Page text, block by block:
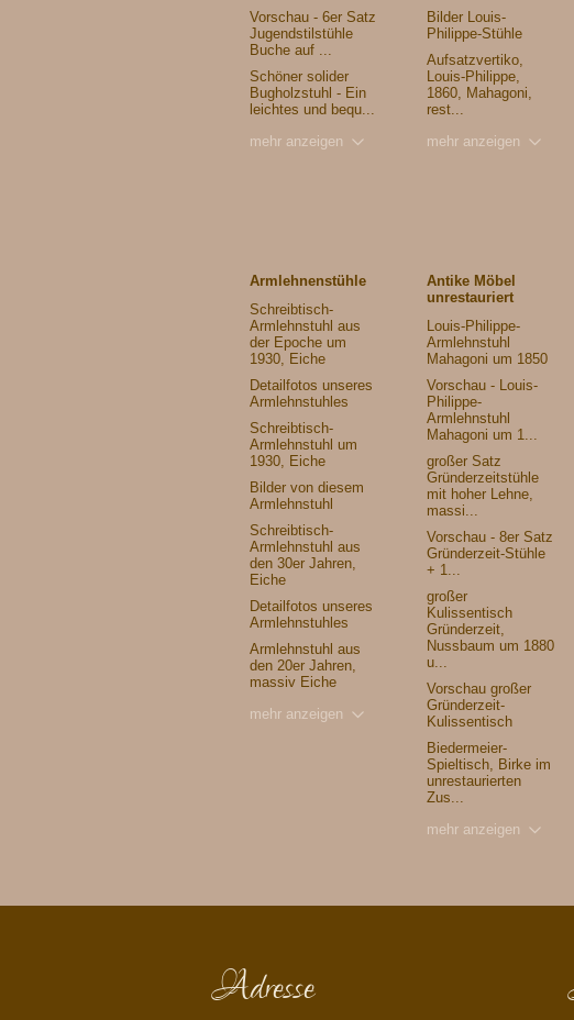
Vorschau - 6er Satz
Jugendstilstühle
Buche auf ...
Schöner solider
Bugholzstuhl - Ein
leichtes und bequ...
mehr anzeigen
Bilder Louis-
Philippe-Stühle
Aufsatzvertiko,
Louis-Philippe,
1860, Mahagoni,
rest...
mehr anzeigen
Armlehnenstühle
Schreibtisch-
Armlehnstuhl aus
der Epoche um
1930, Eiche
Detailfotos unseres
Armlehnstuhles
Schreibtisch-
Armlehnstuhl um
1930, Eiche
Bilder von diesem
Armlehnstuhl
Schreibtisch-
Armlehnstuhl aus
den 30er Jahren,
Eiche
Detailfotos unseres
Armlehnstuhles
Armlehnstuhl aus
den 20er Jahren,
massiv Eiche
mehr anzeigen
Antike Möbel
unrestauriert
Louis-Philippe-
Armlehnstuhl
Mahagoni um 1850
Vorschau - Louis-
Philippe-
Armlehnstuhl
Mahagoni um 1...
großer Satz
Gründerzeitstühle
mit hoher Lehne,
massi...
Vorschau - 8er Satz
Gründerzeit-Stühle
+ 1...
großer
Kulissentisch
Gründerzeit,
Nussbaum um 1880
u...
Vorschau großer
Gründerzeit-
Kulissentisch
Biedermeier-
Spieltisch, Birke im
unrestaurierten
Zus...
mehr anzeigen
Adresse